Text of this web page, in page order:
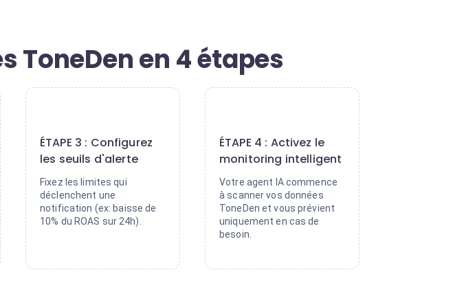
ToneDen en 4 étapes
ÉTAPE 3 : Configurez
les seuils d'alerte
Fixez les limites qui
déclenchent une
notification (ex: baisse de
10% du ROAS sur 24h).
ÉTAPE 4 : Activez le
monitoring intelligent
Votre agent IA commence
à scanner vos données
ToneDen et vous prévient
uniquement en cas de
besoin.